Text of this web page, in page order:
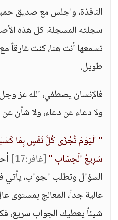
النافذة، واجلس مع صديق
سجلته المسجلة، كل هذه
تسمعها أنت هنا، كنت
طويل.
فالإنسان يصطفي، الله عز
ولا دعاء عن دعاء، ولا شأن
" الْيَوْمَ تُجْزَى كُلُّ نَفْسٍ بِمَا
سَرِيعُ الْحِسَابِ "[غافر:17]
السؤال وتطلب الجواب، يأتي
عالية جداً، المعالج بمستوى
شيئاً يعطيك الجواب سريع،